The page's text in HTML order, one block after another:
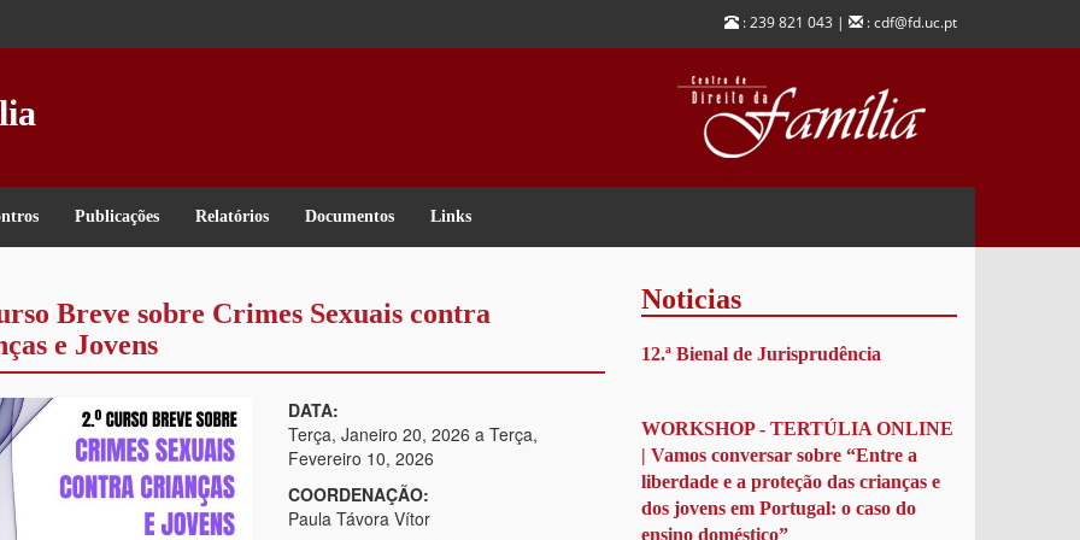
: 239 821 043 | : cdf@fd.uc.pt
Publicações Relatórios Documentos Links
Breve sobre Crimes Sexuais contra
e Jovens
DATA:
Terça, Janeiro 20, 2026 a Terça,
Fevereiro 10, 2026
COORDENAÇÃO:
Paula Távora Vítor
Noticias
12.ª Bienal de Jurisprudência
WORKSHOP - TERTÚLIA ONLINE
| Vamos conversar sobre “Entre a
liberdade e a proteção das crianças e
dos jovens em Portugal: o caso do
ensino doméstico”